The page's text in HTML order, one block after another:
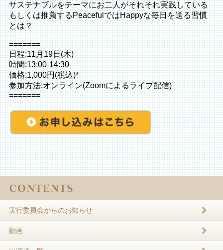
サステナブルをテーマにお二人がそれそれ実践している
もしくは推薦するPeacefulではHappyな毎日を送る習慣
とは？
=======
日程:11月19日(木)
時間:13:00-14:30
価格:1,000円(税込)*
参加方法:オンライン(Zoomによるライブ配信)
=======
実行委員会からのお知らせ
動画